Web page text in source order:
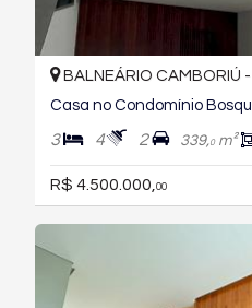
BALNEÁRIO CAMBORIÚ -
Casa no Condomínio
3 4 2 339,0m²
R$ 4.500.000, 00